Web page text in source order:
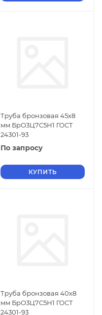
Труба бронзовая 45х8
мм БрО3Ц7С5Н1 ГОСТ
24301-93
По запросу
КУПИТЬ
Труба бронзовая 40х8
мм БрО3Ц7С5Н1 ГОСТ
24301-93